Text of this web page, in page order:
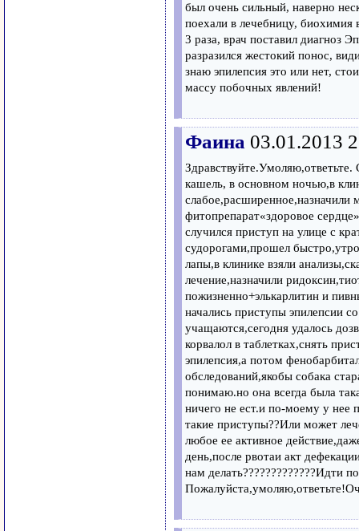
был очень сильный, наверно
поехали в лечебницу,
3 раза, врач поставил диагноз
разразился жестокий понос,
знаю эпилепсия это или нет,
массу побочных явлений!
Фаина 03.01.2013
Здравствуйте.Умоляю,ответьте.
кашель, в основном ночью,в
слабое,расширенное,назначили
фитопрепарат«здоровое
случился приступ на улице с
судорогами,прошел
лапы,в клинике взяли
лечение,назначили
пожизненно+элькарлитин и
начались приступы эпилепсии
учащаются,сегодня удалось
корвалол в таблетках,снять
эпилепсия,а потом
обследований,якобы собака
понимаю.но она всегда была
ничего не ест.и по-моему у нее
такие приступы??Или может
любое ее активное
день,после рвотаи акт
нам делать?????????????Идти